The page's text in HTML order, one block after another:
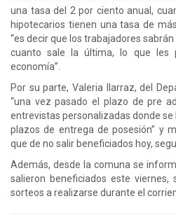
una tasa del 2 por ciento anual,
hipotecarios tienen una tasa de
“es decir que los trabajadores
cuanto sale la última, lo que les
economía”.
Por su parte, Valeria Ilarraz, del
“una vez pasado el plazo de pre
entrevistas personalizadas donde se
plazos de entrega de posesión” y
que de no salir beneficiados hoy,
Además, desde la comuna se
salieron beneficiados este viernes,
sorteos a realizarse durante el